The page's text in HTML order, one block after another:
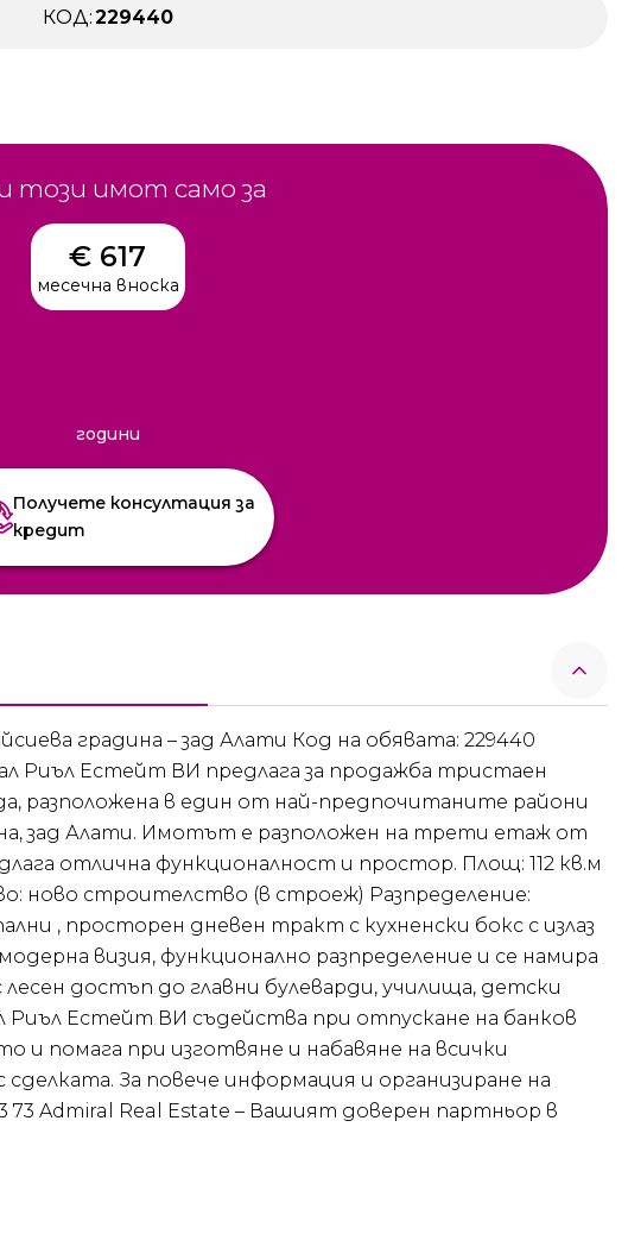
КОД:229440
този имот само за
€ 617
месечна вноска
години
Получете консултация за
кредит
градина – зад Алати Код на обявата: 229440
Риъл Естейт ВИ предлага за продажба тристаен
разположена в един от най-предпочитаните райони
зад Алати. Имотът е разположен на трети етаж от
отлична функционалност и простор. Площ: 112 кв.м
ново строителство (в строеж) Разпределение:
, просторен дневен тракт с кухненски бокс с излаз
визия, функционално разпределение и се намира
достъп до главни булеварди, училища, детски
Риъл Естейт ВИ съдейства при отпускане на банков
и помага при изготвяне и набавяне на всички
За повече информация и организиране на
73 Admiral Real Estate – Вашият доверен партньор в